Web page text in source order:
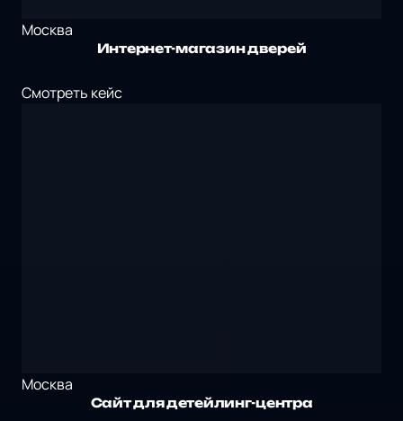
Москва
Интернет-магазин дверей
Смотреть кейс
Москва
Сайт для детейлинг-центра